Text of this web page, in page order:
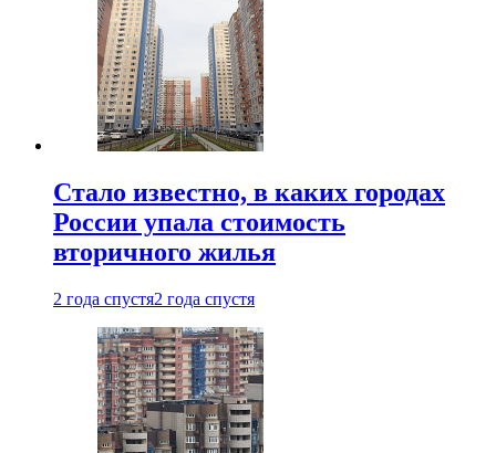
Стало известно, в каких городах
России упала стоимость
вторичного жилья
2 года спустя2 года спустя